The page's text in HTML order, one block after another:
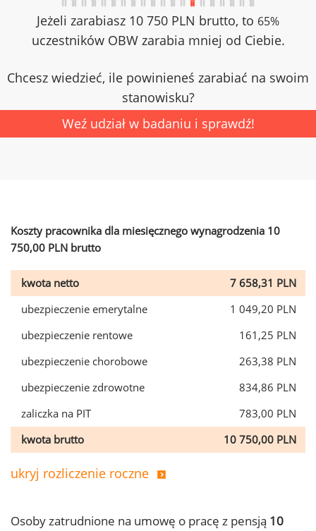
Jeżeli zarabiasz 10 750 PLN brutto, to 65%
uczestników OBW zarabia mniej od Ciebie.
Chcesz wiedzieć, ile powinieneś zarabiać na swoim
stanowisku?
Weź udział w badaniu i sprawdź!
Koszty pracownika dla miesięcznego wynagrodzenia 10
750,00 PLN brutto
kwota netto
7 658,31 PLN
ubezpieczenie emerytalne
1 049,20 PLN
ubezpieczenie rentowe
161,25 PLN
ubezpieczenie chorobowe
263,38 PLN
ubezpieczenie zdrowotne
834,86 PLN
zaliczka na PIT
783,00 PLN
kwota brutto
10 750,00 PLN
ukryj rozliczenie roczne
Osoby zatrudnione na umowę o pracę z pensją 10